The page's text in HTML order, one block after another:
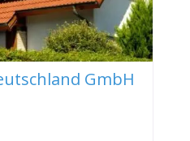
GmbH